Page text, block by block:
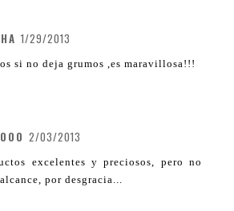
1/29/2013
si no deja grumos ,es maravillosa!!!
2/03/2013
excelentes y preciosos, pero no
por desgracia...